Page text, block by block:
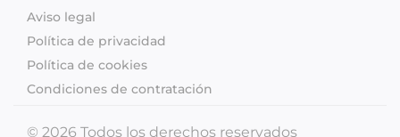
Aviso legal
Política de privacidad
Política de cookies
Condiciones de contratación
© 2026 Todos los derechos reservados